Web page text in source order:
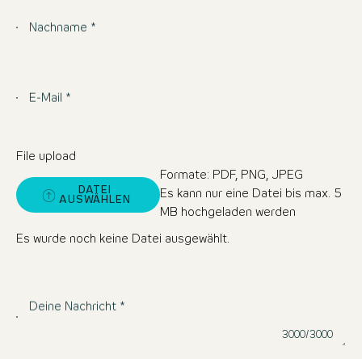
Nachname *
E-Mail *
File upload
DATEI
AUSWÄHLEN
Formate: PDF, PNG, JPEG
Es kann nur eine Datei bis max. 5
MB hochgeladen werden
Es wurde noch keine Datei ausgewählt.
Deine Nachricht *
3000/3000